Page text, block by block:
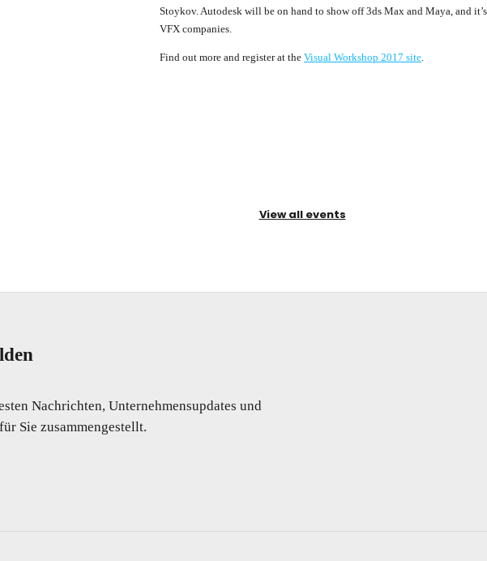
Stoykov. Autodesk will be on hand to show off 3ds Max and Maya, and
VFX companies.
Find out more and register at the Visual Workshop 2017 site
View all events
Nachrichten, Unternehmensupdates und
Sie zusammengestellt.